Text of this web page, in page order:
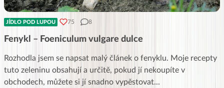
JÍDLO POD LUPOU 75 8
Fenykl – Foeniculum vulgare dulce
Rozhodla jsem se napsat malý článek o fenyklu. Moje recepty
tuto zeleninu obsahují a určitě, pokud jí nekoupíte v
obchodech, můžete si jí snadno vypěstovat...